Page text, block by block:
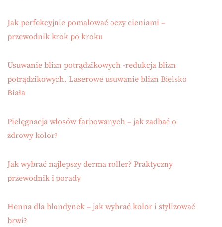
Jak perfekcyjnie pomalować oczy cieniami –
przewodnik krok po kroku
Usuwanie blizn potrądzikowych -redukcja blizn
potrądzikowych. Laserowe usuwanie blizn Bielsko
Biała
Pielęgnacja włosów farbowanych – jak zadbać o
zdrowy kolor?
Jak wybrać najlepszy derma roller? Praktyczny
przewodnik i porady
Henna dla blondynek – jak wybrać kolor i stylizować
brwi?